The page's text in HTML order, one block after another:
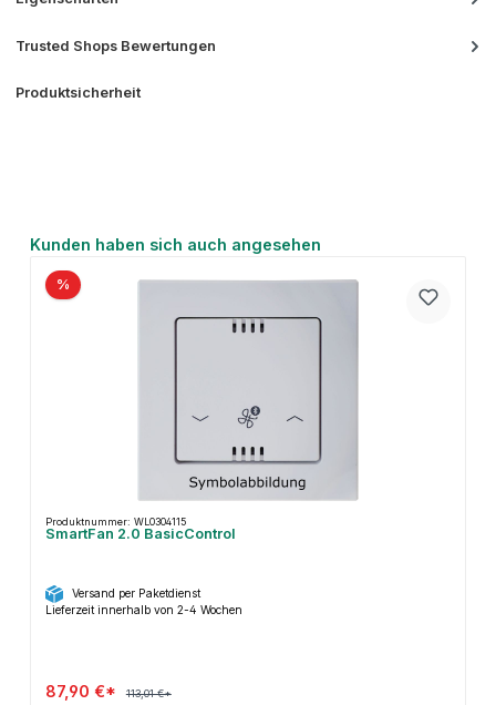
Trusted Shops Bewertungen
Produktsicherheit
Produktgalerie überspringen
Kunden haben sich auch angesehen
%
Produktnummer: WL0304115
SmartFan 2.0 BasicControl
Versand per Paketdienst
Lieferzeit innerhalb von 2-4 Wochen
87,90 €* 113,01 €*